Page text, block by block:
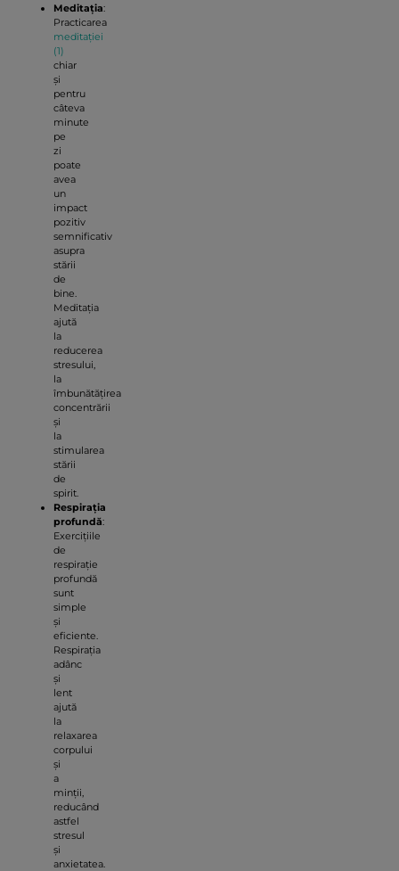
Meditația:
Practicarea
meditației
(1)
chiar
și
pentru
câteva
minute
pe
zi
poate
avea
un
impact
pozitiv
semnificativ
asupra
stării
de
bine.
Meditația
ajută
la
reducerea
stresului,
la
îmbunătățirea
concentrării
și
la
stimularea
stării
de
spirit.
Respirația
profundă:
Exercițiile
de
respirație
profundă
sunt
simple
și
eficiente.
Respirația
adânc
și
lent
ajută
la
relaxarea
corpului
și
a
minții,
reducând
astfel
stresul
și
anxietatea.